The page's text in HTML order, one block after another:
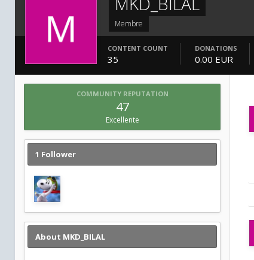
Membre
CONTENT COUNT
35
DONATIONS
0.00 EUR
COMMUNITY REPUTATION
47
Excellente
1 Follower
About MKD_BILAL